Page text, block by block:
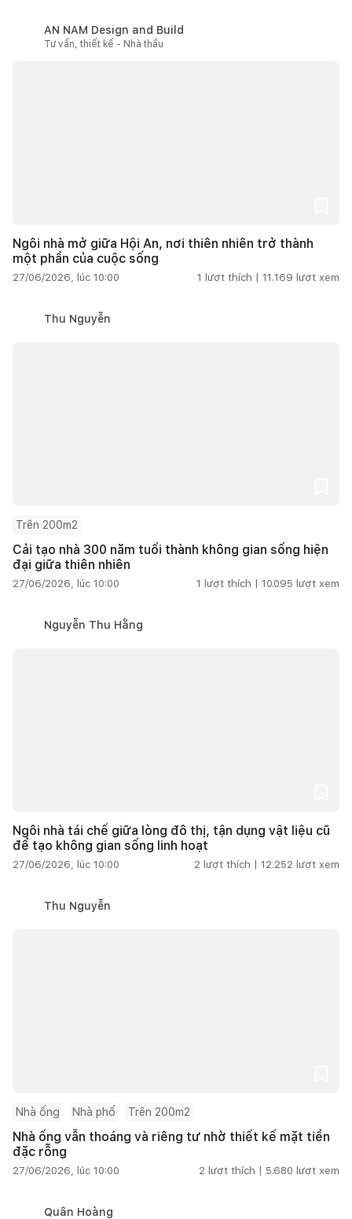
AN NAM Design and Build
Tư vấn, thiết kế - Nhà thầu
Ngôi nhà mở giữa Hội An, nơi thiên nhiên trở thành
một phần của cuộc sống
27/06/2026, lúc 10:00 1 lượt thích | 11.169 lượt xem
Thu Nguyễn
Trên 200m2
Cải tạo nhà 300 năm tuổi thành không gian sống hiện
đại giữa thiên nhiên
27/06/2026, lúc 10:00 1 lượt thích | 10.095 lượt xem
Nguyễn Thu Hằng
Ngôi nhà tái chế giữa lòng đô thị, tận dụng vật liệu cũ
để tạo không gian sống linh hoạt
27/06/2026, lúc 10:00 2 lượt thích | 12.252 lượt xem
Thu Nguyễn
Nhà ống Nhà phố Trên 200m2
Nhà ống vẫn thoáng và riêng tư nhờ thiết kế mặt tiền
đặc rỗng
27/06/2026, lúc 10:00 2 lượt thích | 5.680 lượt xem
Quân Hoàng